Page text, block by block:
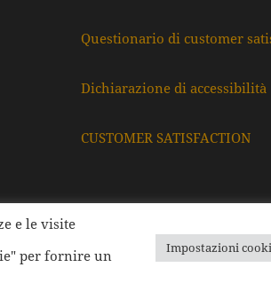
Questionario di customer
Dichiarazione di accessibilità
CUSTOMER SATISFACTION
| Cod.F. e P.Iva: 80009220395
e le visite
per fornire un
Impostazioni